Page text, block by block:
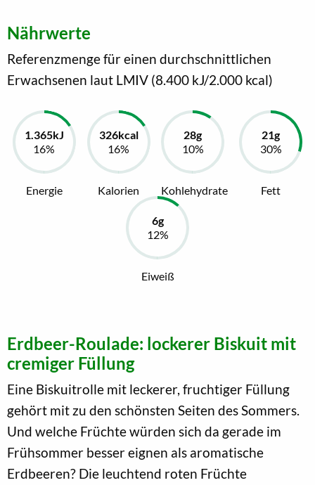
Nährwerte
Referenzmenge für einen durchschnittlichen
Erwachsenen laut LMIV (8.400 kJ/2.000 kcal)
Energie Kalorien Kohlehydrate Fett
Eiweiß
Erdbeer-Roulade: lockerer Biskuit mit
cremiger Füllung
Eine Biskuitrolle mit leckerer, fruchtiger Füllung
gehört mit zu den schönsten Seiten des Sommers.
Und welche Früchte würden sich da gerade im
Frühsommer besser eignen als aromatische
Erdbeeren? Die leuchtend roten Früchte